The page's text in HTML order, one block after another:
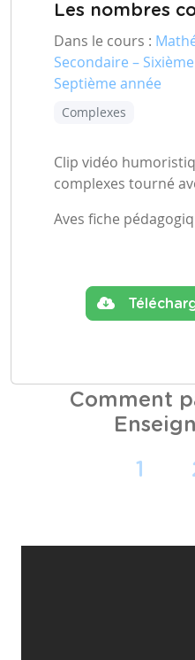
Les nombres
Dans le cours :
Secondaire –
Septième année
Complexes
Clip vidéo
complexes tourné
Aves fiche
Comment
1